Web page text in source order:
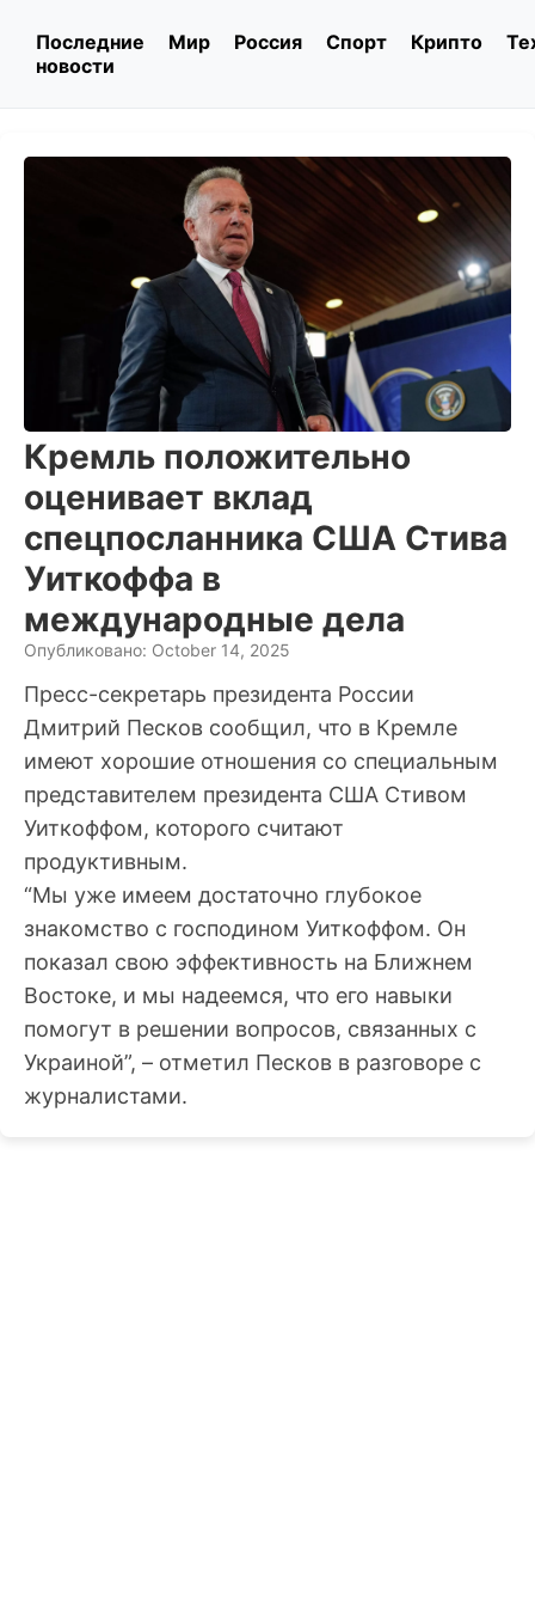
Последние
новости
Мир Россия Спорт Крипто
Кремль положительно
оценивает вклад
спецпосланника США Стива
Уиткоффа в
международные дела
Опубликовано: October 14, 2025
Пресс-секретарь президента России
Дмитрий Песков сообщил, что в Кремле
имеют хорошие отношения со специальным
представителем президента США Стивом
Уиткоффом, которого считают
продуктивным.
“Мы уже имеем достаточно глубокое
знакомство с господином Уиткоффом. Он
показал свою эффективность на Ближнем
Востоке, и мы надеемся, что его навыки
помогут в решении вопросов, связанных с
Украиной”, – отметил Песков в разговоре с
журналистами.